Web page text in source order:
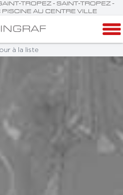
TROPEZ - SAINT-TROPEZ -
AU CENTRE VILLE
à la liste